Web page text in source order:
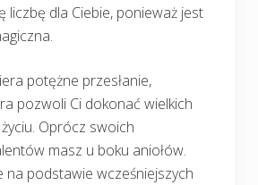
liczbę dla Ciebie, ponieważ jest
potężne przesłanie,
pozwoli Ci dokonać wielkich
Oprócz swoich
masz u boku aniołów.
na podstawie wcześniejszych